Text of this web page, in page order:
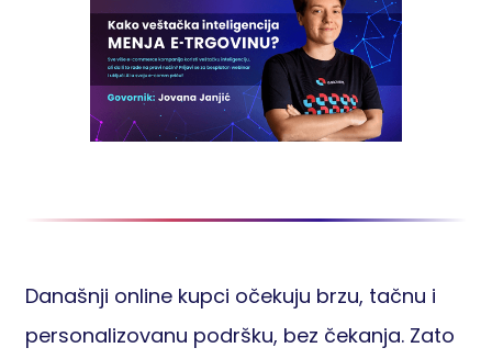
Današnji online kupci očekuju brzu, tačnu i
personalizovanu podršku, bez čekanja. Zato